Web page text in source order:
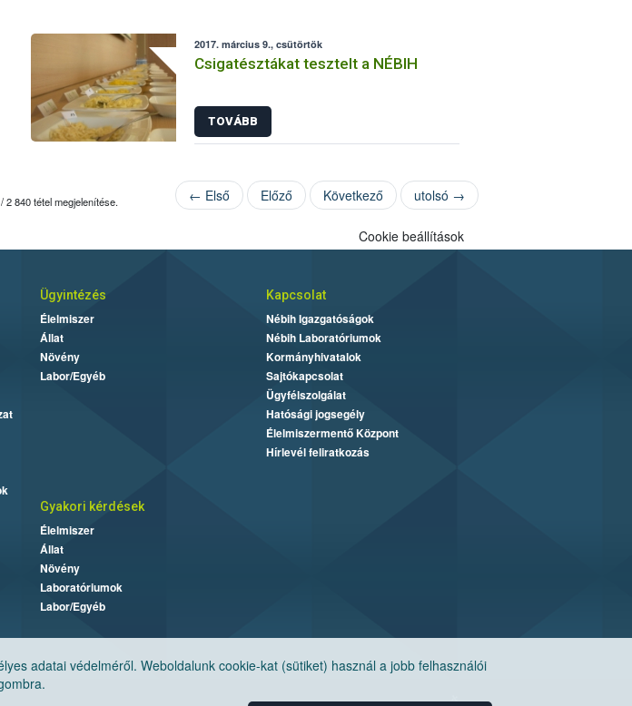
2017. március 9., csütörtök
Csigatésztákat tesztelt a NÉBIH
TOVÁBB
2 840 tétel megjelenítése. ← Első Előző Következő utolsó →
adatai védelméről. Weboldalunk cookie-kat (sütiket) használ a jobb felhasználói
Cookie beállítások
Ügyintézés
Élelmiszer
Állat
Növény
Labor/Egyéb
Kapcsolat
Nébih Igazgatóságok
Nébih Laboratóriumok
Kormányhivatalok
Sajtókapcsolat
Ügyfélszolgálat
Hatósági jogsegély
Élelmiszermentő Központ
Hírlevél feliratkozás
Gyakori kérdések
Élelmiszer
Állat
Növény
Laboratóriumok
Labor/Egyéb